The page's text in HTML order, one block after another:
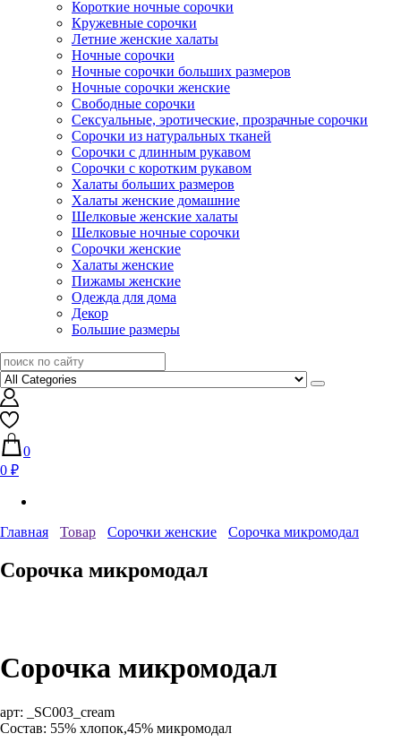
Короткие ночные сорочки
Кружевные сорочки
Летние женские халаты
Ночные сорочки
Ночные сорочки больших размеров
Ночные сорочки женские
Свободные сорочки
Сексуальные, эротические, прозрачные сорочки
Сорочки из натуральных тканей
Сорочки с длинным рукавом
Сорочки с коротким рукавом
Халаты больших размеров
Халаты женские домашние
Шелковые женские халаты
Шелковые ночные сорочки
Сорочки женские
Халаты женские
Пижамы женские
Одежда для дома
Декор
Большие размеры
0
0 ₽
Главная Товар Сорочки женские Сорочка микромодал
Сорочка микромодал
Сорочка микромодал
арт:
_SC003_cream
Состав: 55% хлопок,45% микромодал